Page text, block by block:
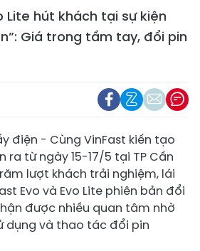
Lite hút khách tại sự kiện
Giá trong tầm tay, đổi pin
điện - Cùng VinFast kiến tạo
ra từ ngày 15-17/5 tại TP Cần
lượt khách trải nghiệm, lái
Evo và Evo Lite phiên bản đổi
được nhiều quan tâm nhờ
dụng và thao tác đổi pin